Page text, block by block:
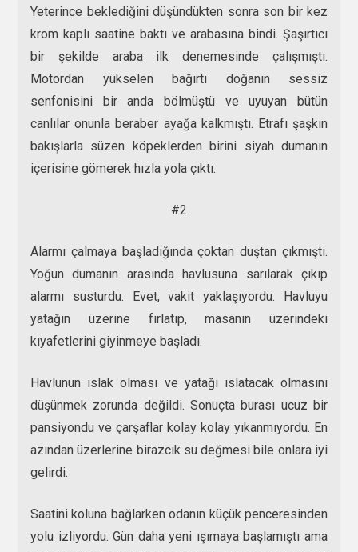
Yeterince beklediğini düşündükten sonra son bir kez
krom kaplı saatine baktı ve arabasına bindi. Şaşırtıcı
bir şekilde araba ilk denemesinde çalışmıştı.
Motordan yükselen bağırtı doğanın sessiz
senfonisini bir anda bölmüştü ve uyuyan bütün
canlılar onunla beraber ayağa kalkmıştı. Etrafı şaşkın
bakışlarla süzen köpeklerden birini siyah dumanın
içerisine gömerek hızla yola çıktı.
#2
Alarmı çalmaya başladığında çoktan duştan çıkmıştı.
Yoğun dumanın arasında havlusuna sarılarak çıkıp
alarmı susturdu. Evet, vakit yaklaşıyordu. Havluyu
yatağın üzerine fırlatıp, masanın üzerindeki
kıyafetlerini giyinmeye başladı.
Havlunun ıslak olması ve yatağı ıslatacak olmasını
düşünmek zorunda değildi. Sonuçta burası ucuz bir
pansiyondu ve çarşaflar kolay kolay yıkanmıyordu. En
azından üzerlerine birazcık su değmesi bile onlara iyi
gelirdi.
Saatini koluna bağlarken odanın küçük penceresinden
yolu izliyordu. Gün daha yeni ışımaya başlamıştı ama